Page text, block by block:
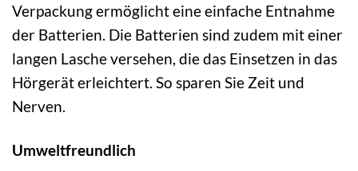
Verpackung ermöglicht eine einfache Entnahme
der Batterien. Die Batterien sind zudem mit einer
langen Lasche versehen, die das Einsetzen in das
Hörgerät erleichtert. So sparen Sie Zeit und
Nerven.
Umweltfreundlich